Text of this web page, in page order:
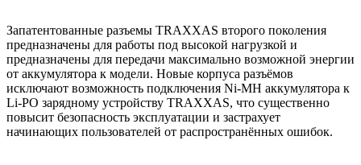
Запатентованные разъемы TRAXXAS второго поколения
предназначены для работы под высокой нагрузкой и
предназначены для передачи максимально возможной энергии
от аккумулятора к модели. Новые корпуса разъёмов
исключают возможность подключения Ni-MH аккумулятора к
Li-PO зарядному устройству TRAXXAS, что существенно
повысит безопасность эксплуатации и застрахует
начинающих пользователей от распространённых ошибок.